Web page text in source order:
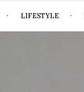
LIFESTYLE